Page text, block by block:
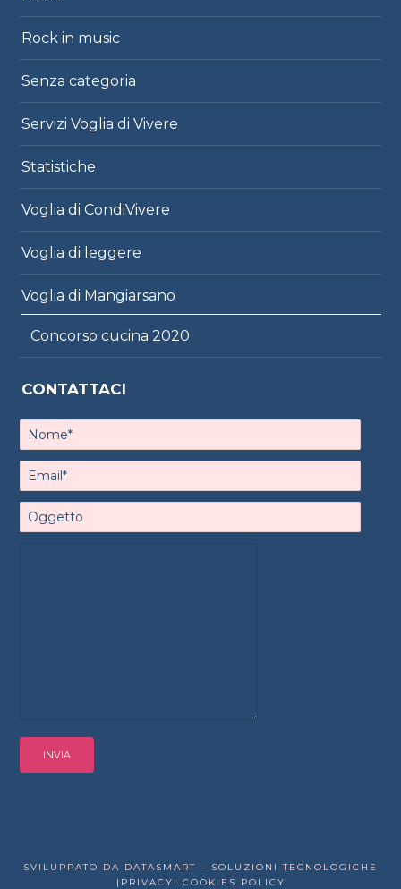
Rock in music
Senza categoria
Servizi Voglia di Vivere
Statistiche
Voglia di CondiVivere
Voglia di leggere
Voglia di Mangiarsano
Concorso cucina 2020
CONTATTACI
SVILUPPATO DA DATASMART – SOLUZIONI TECNOLOGICHE
|PRIVACY|
COOKIES POLICY